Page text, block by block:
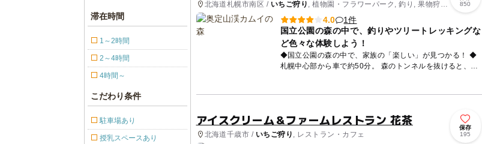
北海道札幌市南区 / いちご狩り
, 植物園・フラワーパーク, 釣り, 果物狩
り・収穫体験, 自然体験・アクティビティ
850
4.0
1件
国立公園の森の中で、釣りやツリートレッキングな
ど色々な体験しよう！
◆国立公園の森の中で、家族の「楽しい」が見つかる！ ◆
札幌中心部から車で約50分。 森のトンネルを抜けると、そ
アイスクリーム＆ファームレストラン 花茶
北海道千歳市 / いちご狩り , レストラン・カフェ
保存
195
滞在時間
1～2時間
2～4時間
4時間～
こだわり条件
駐車場あり
授乳スペースあり